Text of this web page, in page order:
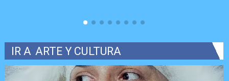
IR A ARTE Y CULTURA